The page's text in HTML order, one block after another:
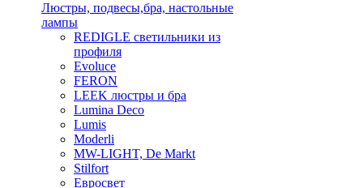
Люстры, подвесы,бра, настольные
лампы
REDIGLE светильники из
профиля
Evoluce
FERON
LEEK люстры и бра
Lumina Deco
Lumis
Moderli
MW-LIGHT, De Markt
Stilfort
Евросвет